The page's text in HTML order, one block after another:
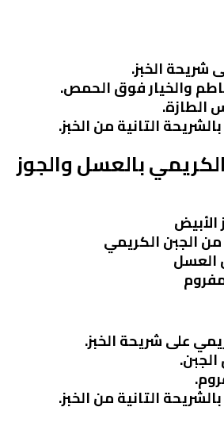
الخبز.
والخيار فوق الحمص.
الطازة.
التانية من الخبز.
بالعسل والجوز
الجبن الكريمي
العسل
على شريحة الخبز.
التانية من الخبز.